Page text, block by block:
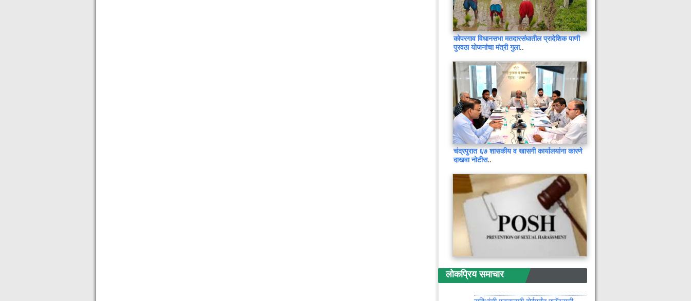
कोपरगाव विधानसभा मतदारसंघातील प्रादेशिक पाणी
पुरवठा योजनांचा मंत्री गुला..
चंद्रपुरात ६७ शासकीय व खासगी कार्यालयांना कारणे
दाखवा नोटीस..
लोकप्रिय समाचार
धक्कादायक : आठवीची मुलगी पाच
महिन्यांची गर्भवती
राष्ट्रीय लोक अदालतचे १२ सप्टेंबर रोजी
आयोजन
शेतकऱ्यांनी कापुस उत्पादकता अभियानाचा
लाभ घेण्याचे आवाहन
मोकाट कुत्र्यांना चर्मरोगाची लागण
दहेगाव येथे भीषण तिहेरी अपघात :
कारचालक ठार, दोन महिला गंभीर जखमी
जीव गेला तरी जमीन देणार नाही :
जयरामपूर–येनापूर परिसरात १० किमी
शेतकरी पदयात्रा, - एमआयडीसी विरोधात
माजी सैनिकांसाठी रोजगार मेळाव्याचे
आयोजन
खासदार अशोक नेते व विधान परिषदेचे
आमदार रामदास आंबटकर यांच्या हस्ते
रस्त्याचे भूमिपूजन संपन्न
ग्राहकांच्या रक्षणासाठी महावितरणची दक्षता,
आरोपी गावकऱ्यांच्या ताब्यात
याचिका सुप्रीम कोर्टाने फटकारले